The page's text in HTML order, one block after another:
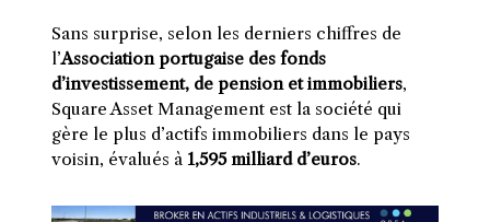
Sans surprise, selon les derniers chiffres de
l’Association portugaise des fonds
d’investissement, de pension et immobiliers,
Square Asset Management est la société qui
gère le plus d’actifs immobiliers dans le pays
voisin, évalués à 1,595 milliard d’euros.